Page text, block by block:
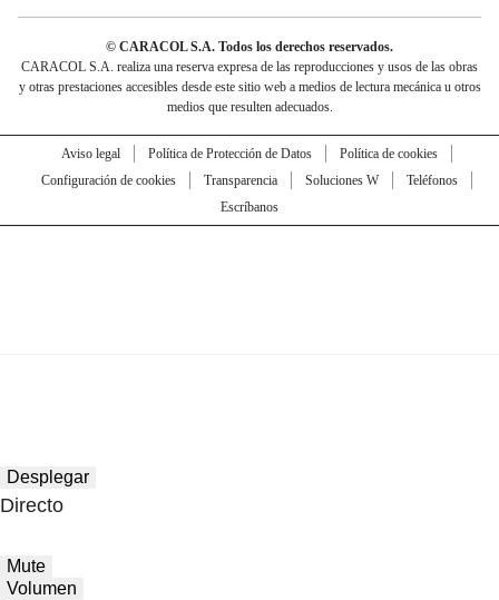
© CARACOL S.A. Todos los derechos reservados.
CARACOL S.A. realiza una reserva expresa de las reproducciones y usos de las obras
y otras prestaciones accesibles desde este sitio web a medios de lectura mecánica u otros
medios que resulten adecuados.
Aviso legal Política de Protección de Datos
Política de cookies
Configuración de cookies
Transparencia Soluciones W
Teléfonos
Escríbanos
Desplegar
Directo
Mute
Volumen